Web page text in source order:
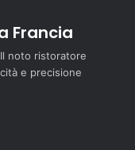
Francia
noto ristoratore
e precisione